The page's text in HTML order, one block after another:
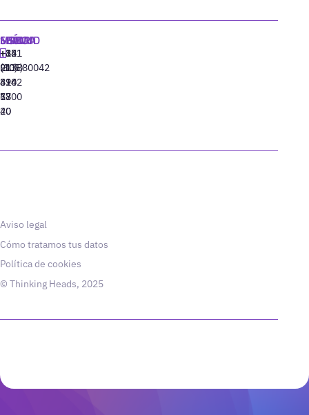
MADRID
+34
91
310
77
40
MIAMI
+1
(305)
424
13
20
SEÚL
+82
(10)
8942
6800
LISBOA
‪+351
213880042
Aviso legal
Cómo tratamos tus datos
Política de cookies
© Thinking Heads, 2025